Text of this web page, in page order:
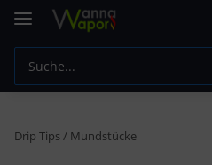
Drip Tips / Mundstücke